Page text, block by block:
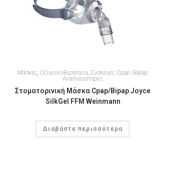
Μάσκες,Οξυγονοθεραπεία,Συσκευές Cpap /Bipap,
Αναπνευστήρες
Στοματορινική Μάσκα Cpap/Bipap Joyce
SilkGel FFM Weinmann
Διαβάστε περισσότερα